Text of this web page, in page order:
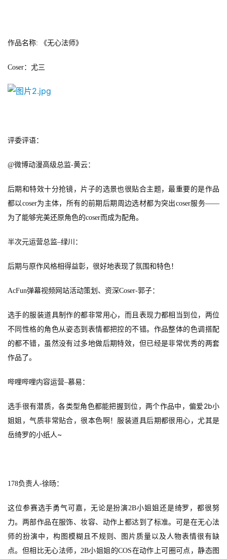
作品名称: 《无心法师》
Coser：尤三
评委评语：
@微博动漫高级总监-黄云：
后期和特效十分抢镜，片子的选景也很贴合主题，最重要的是作品
都以coser为主体，所有的前期后期周边选材都为突出coser服务——
为了能够完美还原角色的coser而成为配角。
半次元运营总监–绿川：
后期与原作风格相得益彰，很好地表现了氛围和特色！
AcFun弹幕视频网站活动策划、资深Coser-郭子：
选手的服装道具制作的都非常用心，而且表现力都相当到位，两位
不同性格的角色从姿态到表情都把控的不错。作品整体的色调搭配
的都不错，虽然没有过多地做后期特效，但已经是非常优秀的两套
作品了。
哔哩哔哩内容运营–慕易：
选手很有潜质，各类型角色都能把握到位，两个作品中，偏爱 2b小
姐姐，气质非常贴合，很本色啊！服装道具后期都很用心，尤其是
岳绮罗的小纸人~
178负责人-徐旸：
这位参赛选手勇气可嘉，无论是扮演2B小姐姐还是绮罗，都很努
力。两部作品在服饰、妆容、动作上都达到了标准。可是在无心法
师的扮演中，构图模糊且不规则、图片质量以及人物表情很有缺
点。但相比无心法师，2B小姐姐的COS在动作上可圈可点，静态图